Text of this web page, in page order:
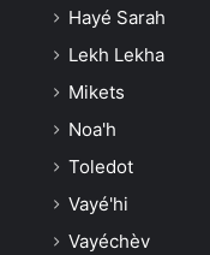
Hayé Sarah
Lekh Lekha
Mikets
Noa'h
Toledot
Vayé'hi
Vayéchèv